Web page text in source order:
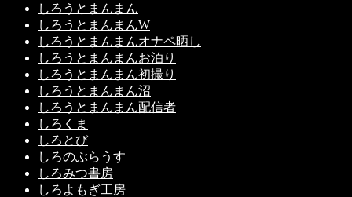
しろうとまんまん
しろうとまんまんW
しろうとまんまんオナペ晒し
しろうとまんまんお泊り
しろうとまんまん初撮り
しろうとまんまん沼
しろうとまんまん配信者
しろくま
しろとび
しろのぶらうす
しろみつ書房
しろよもぎ工房